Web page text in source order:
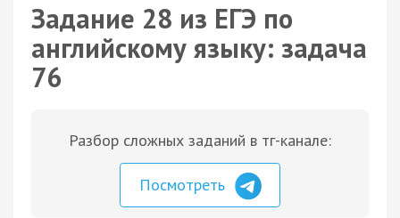
Задание 28 из ЕГЭ по
английскому языку: задача
76
Разбор сложных заданий в тг-канале:
Посмотреть